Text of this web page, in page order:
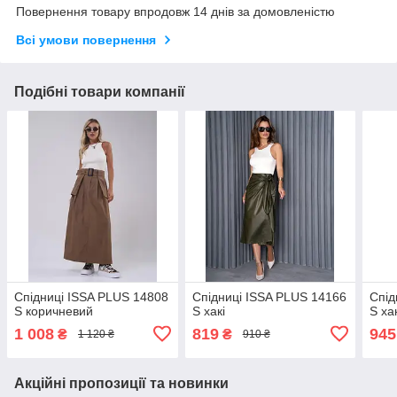
Повернення товару впродовж 14 днів за домовленістю
Всі умови повернення
Подібні товари компанії
Спідниці ISSA PLUS 14808
S коричневий
1 008 ₴ 1 120 ₴
Спідниці ISSA PLUS 14166
S хакі
819₴ 910 ₴
S
945
Акційні пропозиції та новинки